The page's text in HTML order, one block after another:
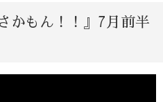
かもん！！』7月前半